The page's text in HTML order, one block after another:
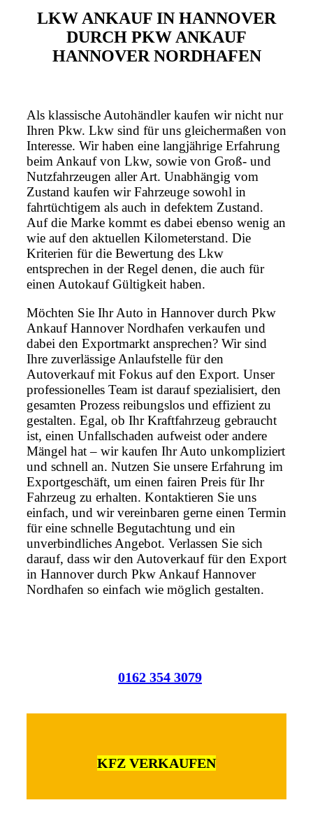
LKW ANKAUF IN HANNOVER
DURCH PKW ANKAUF
HANNOVER NORDHAFEN
Als klassische Autohändler kaufen wir nicht nur
Ihren Pkw. Lkw sind für uns gleichermaßen von
Interesse. Wir haben eine langjährige Erfahrung
beim Ankauf von Lkw, sowie von Groß- und
Nutzfahrzeugen aller Art. Unabhängig vom
Zustand kaufen wir Fahrzeuge sowohl in
fahrtüchtigem als auch in defektem Zustand.
Auf die Marke kommt es dabei ebenso wenig an
wie auf den aktuellen Kilometerstand. Die
Kriterien für die Bewertung des Lkw
entsprechen in der Regel denen, die auch für
einen Autokauf Gültigkeit haben.
Möchten Sie Ihr Auto in Hannover durch Pkw
Ankauf Hannover Nordhafen verkaufen und
dabei den Exportmarkt ansprechen? Wir sind
Ihre zuverlässige Anlaufstelle für den
Autoverkauf mit Fokus auf den Export. Unser
professionelles Team ist darauf spezialisiert, den
gesamten Prozess reibungslos und effizient zu
gestalten. Egal, ob Ihr Kraftfahrzeug gebraucht
ist, einen Unfallschaden aufweist oder andere
Mängel hat – wir kaufen Ihr Auto unkompliziert
und schnell an. Nutzen Sie unsere Erfahrung im
Exportgeschäft, um einen fairen Preis für Ihr
Fahrzeug zu erhalten. Kontaktieren Sie uns
einfach, und wir vereinbaren gerne einen Termin
für eine schnelle Begutachtung und ein
unverbindliches Angebot. Verlassen Sie sich
darauf, dass wir den Autoverkauf für den Export
in Hannover durch Pkw Ankauf Hannover
Nordhafen so einfach wie möglich gestalten.
0162 354 3079
KFZ VERKAUFEN